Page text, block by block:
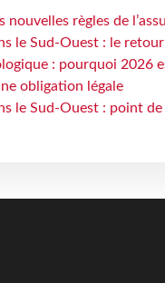
nouvelles règles de
le Sud-Ouest : le
: pourquoi 2026
obligation légale
le Sud-Ouest : point